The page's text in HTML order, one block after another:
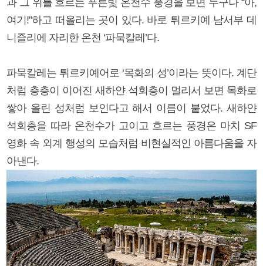
여기!”하고 떠올리는 곳이 있다. 바로 튀르키예 남서부 데
니즐리에 자리한 온천 ‘파묵칼레’다.
파묵칼레는 튀르키예어로 ‘목화의 성’이라는 뜻이다. 계단
처럼 층층이 이어진 새하얀 석회층이 멀리서 보면 목화로
쌓아 올린 성처럼 보인다고 해서 이름이 붙었다. 새하얀
석회층을 따라 온천수가 고이고 흐르는 풍경은 마치 SF
영화 속 외계 행성의 모습처럼 비현실적인 아름다움을 자
아낸다.